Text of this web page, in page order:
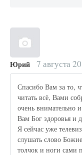
Юрий 7 августа
Спасибо Вам за то,
читать всё, Вами
очень внимательно
Вам Бог здоровья и
Я сейчас уже
слушать слово
толчок и ноги сами